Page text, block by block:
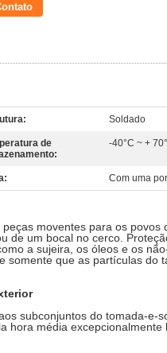
Soldado
de
-40°C ~ +
Com uma
moventes para os povos
de um bocal no cerco.
a sujeira, os óleos e os
somente que as partículas do
subconjuntos do tomada-e-
hora média excepcionalmente